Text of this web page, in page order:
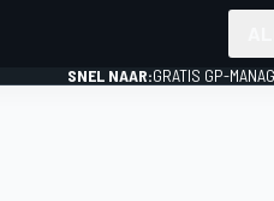
SNEL NAAR:GRATIS GP-